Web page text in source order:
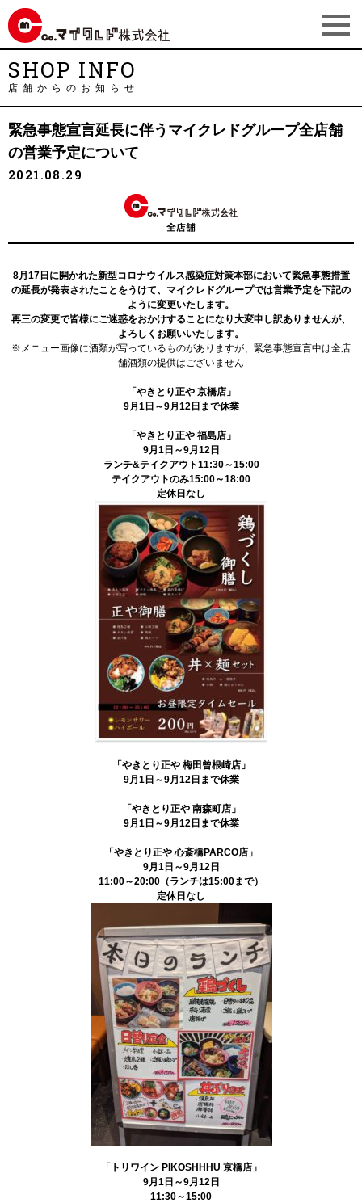
SHOP INFO
店舗からのお知らせ
緊急事態宣言延長に伴うマイクレドグループ全店舗
の営業予定について
2021.08.29
8月17日に開かれた新型コロナウイルス感染症対策本部において緊急事態措置
の延長が発表されたことをうけて、 マイクレドグループでは営業予定を下記の
ように変更いたします。
再三の変更で皆様にご迷惑をおかけすることになり大変申し訳ありませんが、
よろしくお願いいたします。
※メニュー画像に酒類が写っているものがありますが、緊急事態宣言中は全店
舗酒類の提供はございません
「やきとり正や 京橋店」
9月1日～9月12日まで休業
「やきとり正や 福島店」
9月1日～9月12日
ランチ&テイクアウト11:30～15:00
テイクアウトのみ15:00～18:00
定休日なし
「やきとり正や 梅田曾根崎店」
9月1日～9月12日まで休業
「やきとり正や 南森町店」
9月1日～9月12日まで休業
「やきとり正や 心斎橋PARCO店」
9月1日～9月12日
11:00～20:00（ランチは15:00まで）
定休日なし
「トリワイン PIKOSHHHU 京橋店」
9月1日～9月12日
11:30～15:00